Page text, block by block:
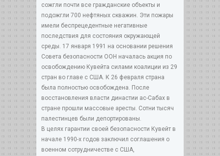
сожгли почти все гражданские объекты и
подожгли 700 нефтяных скважин. Эти пожары
имели беспрецедентные негативные
последствия для состояния окружающей
среды. 17 января 1991 на основании решения
Совета безопасности ООН началась акция по
освобождению Кувейта силами коалиции из 29
стран во главе с США. К 26 февраля страна
была полностью освобождена. После
восстановления власти династии ас-Сабах в
стране прошли массовые аресты. Сотни тысяч
палестинцев были депортированы.
В целях гарантии своей безопасности Кувейт в
начале 1990-х годов заключил соглашения о
военном сотрудничестве с США,